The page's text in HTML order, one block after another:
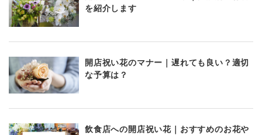
を紹介します
開店祝い花のマナー｜遅れても良い？適切
な予算は？
飲食店への開店祝い花｜おすすめのお花や